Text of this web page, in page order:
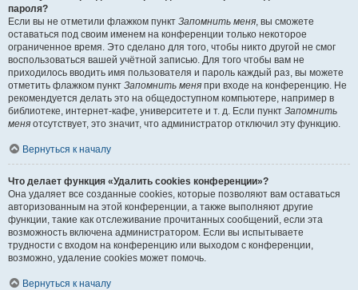
пароля?
Если вы не отметили флажком пункт Запомнить меня, вы сможете
оставаться под своим именем на конференции только некоторое
ограниченное время. Это сделано для того, чтобы никто другой не смог
воспользоваться вашей учётной записью. Для того чтобы вам не
приходилось вводить имя пользователя и пароль каждый раз, вы можете
отметить флажком пункт Запомнить меня при входе на конференцию. Не
рекомендуется делать это на общедоступном компьютере, например в
библиотеке, интернет-кафе, университете и т. д. Если пункт Запомнить
меня отсутствует, это значит, что администратор отключил эту функцию.
Вернуться к началу
Что делает функция «Удалить cookies конференции»?
Она удаляет все созданные cookies, которые позволяют вам оставаться
авторизованным на этой конференции, а также выполняют другие
функции, такие как отслеживание прочитанных сообщений, если эта
возможность включена администратором. Если вы испытываете
трудности с входом на конференцию или выходом с конференции,
возможно, удаление cookies может помочь.
Вернуться к началу